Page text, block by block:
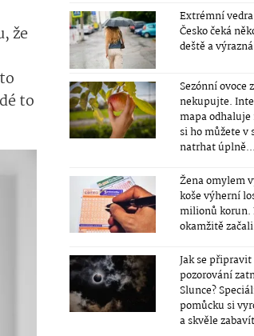
že
to
Extrémní
Česko čeká
deště a
Sezónní ovoce
nekupujte.
mapa odhaluje
si ho můžete v
natrhat úplně...
Žena omylem
koše výherní
milionů korun.
okamžitě
Jak se
pozorování
Slunce?
pomůcku si
a skvěle